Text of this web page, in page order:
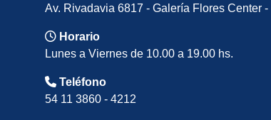
Av. Rivadavia 6817 - Galería Flores Center -
Horario
Lunes a Viernes de 10.00 a 19.00 hs.
Teléfono
54 11 3860 - 4212